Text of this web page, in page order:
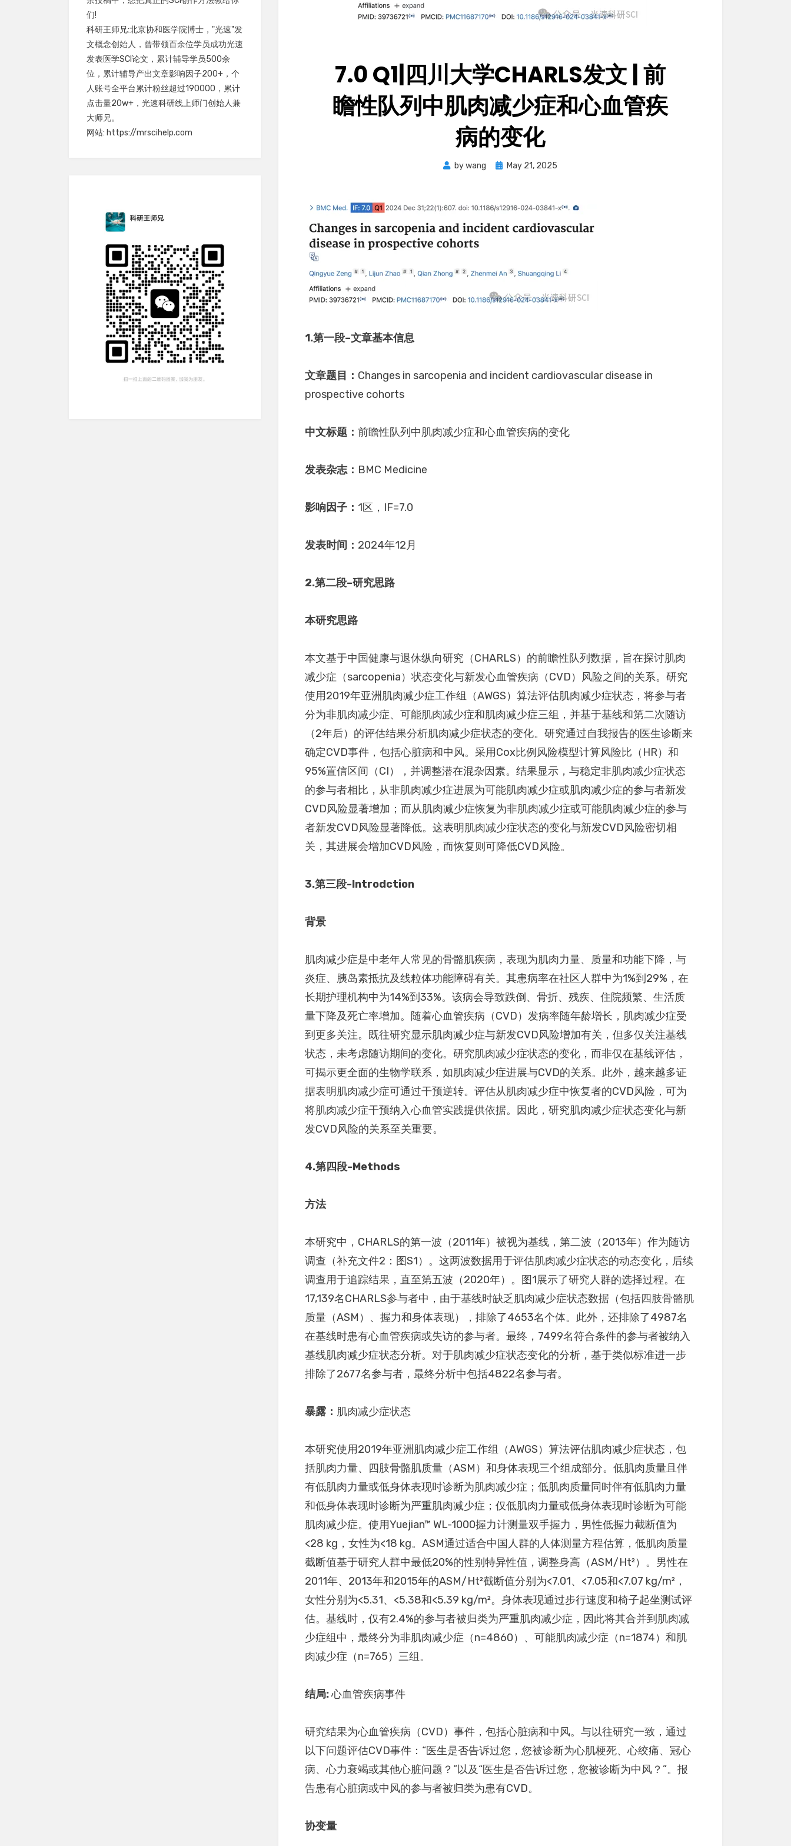
7.0 Q1|四川大学CHARLS发文 | 前
瞻性队列中肌肉减少症和心血管疾
病的变化
bywang
PostedMay 21, 2025
1.第一段–文章基本信息
文章题目： Changes in sarcopenia and incident cardiovascular disease in
prospective cohorts
中文标题：前瞻性队列中肌肉减少症和心血管疾病的变化
发表杂志： BMC Medicine
影响因子： 1区，IF=7.0
发表时间： 2024年12月
2.第二段–研究思路
本研究思路
本文基于中国健康与退休纵向研究（CHARLS）的前瞻性队列数据，旨在探讨肌肉
减少症（sarcopenia）状态变化与新发心血管疾病（CVD）风险之间的关系。研究
使用2019年亚洲肌肉减少症工作组（AWGS）算法评估肌肉减少症状态，将参与者
分为非肌肉减少症、可能肌肉减少症和肌肉减少症三组，并基于基线和第二次随访
（2年后）的评估结果分析肌肉减少症状态的变化。研究通过自我报告的医生诊断来
确定CVD事件，包括心脏病和中风。采用Cox比例风险模型计算风险比（HR）和
95%置信区间（CI），并调整潜在混杂因素。结果显示，与稳定非肌肉减少症状态
的参与者相比，从非肌肉减少症进展为可能肌肉减少症或肌肉减少症的参与者新发
CVD风险显著增加；而从肌肉减少症恢复为非肌肉减少症或可能肌肉减少症的参与
者新发CVD风险显著降低。这表明肌肉减少症状态的变化与新发CVD风险密切相
关，其进展会增加CVD风险，而恢复则可降低CVD风险。
3.第三段-Introdction
背景
肌肉减少症是中老年人常见的骨骼肌疾病，表现为肌肉力量、质量和功能下降，与
炎症、胰岛素抵抗及线粒体功能障碍有关。其患病率在社区人群中为1%到29%，在
长期护理机构中为14%到33%。该病会导致跌倒、骨折、残疾、住院频繁、生活质
量下降及死亡率增加。随着心血管疾病（CVD）发病率随年龄增长，肌肉减少症受
到更多关注。既往研究显示肌肉减少症与新发CVD风险增加有关，但多仅关注基线
状态，未考虑随访期间的变化。研究肌肉减少症状态的变化，而非仅在基线评估，
可揭示更全面的生物学联系，如肌肉减少症进展与CVD的关系。此外，越来越多证
据表明肌肉减少症可通过干预逆转。评估从肌肉减少症中恢复者的CVD风险，可为
将肌肉减少症干预纳入心血管实践提供依据。因此，研究肌肉减少症状态变化与新
发CVD风险的关系至关重要。
4.第四段-Methods
方法
本研究中，CHARLS的第一波（2011年）被视为基线，第二波（2013年）作为随访
调查（补充文件2：图S1）。这两波数据用于评估肌肉减少症状态的动态变化，后续
调查用于追踪结果，直至第五波（2020年）。图1展示了研究人群的选择过程。在
17,139名CHARLS参与者中，由于基线时缺乏肌肉减少症状态数据（包括四肢骨骼肌
质量（ASM）、握力和身体表现），排除了4653名个体。此外，还排除了4987名
在基线时患有心血管疾病或失访的参与者。最终，7499名符合条件的参与者被纳入
基线肌肉减少症状态分析。对于肌肉减少症状态变化的分析，基于类似标准进一步
排除了2677名参与者，最终分析中包括4822名参与者。
暴露 ： 肌肉减少症状态
本研究使用2019年亚洲肌肉减少症工作组（AWGS）算法评估肌肉减少症状态，包
括肌肉力量、四肢骨骼肌质量（ASM）和身体表现三个组成部分。低肌肉质量且伴
有低肌肉力量或低身体表现时诊断为肌肉减少症；低肌肉质量同时伴有低肌肉力量
和低身体表现时诊断为严重肌肉减少症；仅低肌肉力量或低身体表现时诊断为可能
肌肉减少症。使用Yuejian™ WL-1000握力计测量双手握力，男性低握力截断值为
<28 kg，女性为<18 kg。ASM通过适合中国人群的人体测量方程估算，低肌肉质量
截断值基于研究人群中最低20%的性别特异性值，调整身高（ASM/Ht²）。男性在
2011年、2013年和2015年的ASM/Ht²截断值分别为<7.01、<7.05和<7.07 kg/m²，
女性分别为<5.31、<5.38和<5.39 kg/m²。身体表现通过步行速度和椅子起坐测试评
估。基线时，仅有2.4%的参与者被归类为严重肌肉减少症，因此将其合并到肌肉减
少症组中，最终分为非肌肉减少症（n=4860）、可能肌肉减少症（n=1874）和肌
肉减少症（n=765）三组。
结局:心血管疾病事件
研究结果为心血管疾病（CVD）事件，包括心脏病和中风。与以往研究一致，通过
以下问题评估CVD事件：“医生是否告诉过您，您被诊断为心肌梗死、心绞痛、冠心
病、心力衰竭或其他心脏问题？”以及“医生是否告诉过您，您被诊断为中风？”。报
告患有心脏病或中风的参与者被归类为患有CVD。
协变量
们!
科研王师兄:北京协和医学院博士，"光速"发
文概念创始人，曾带领百余位学员成功光速
发表医学SCI论文，累计辅导学员500余
位，累计辅导产出文章影响因子200+，个
人账号全平台累计粉丝超过190000，累计
点击量20w+，光速科研线上师门创始人兼
大师兄。
网站: https://mrscihelp.com